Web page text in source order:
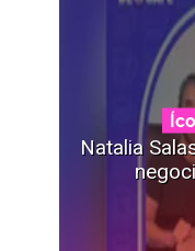
Natalia